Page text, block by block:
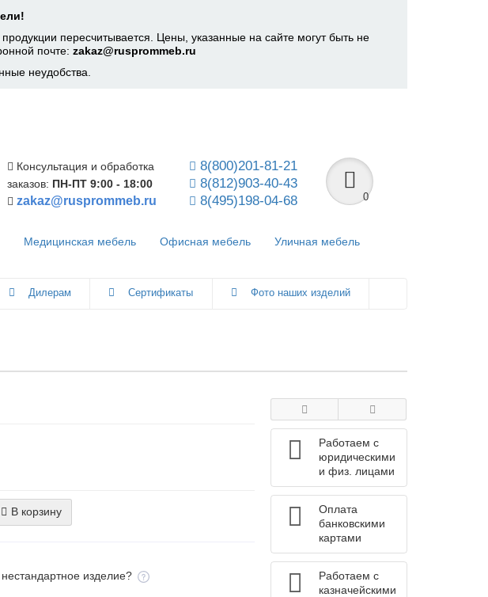
пересчитывается. Цены, указанные на сайте могут быть не
почте: zakaz@rusprommeb.ru
неудобства.
Консультация и обработка
заказов: ПН-ПТ 9:00 - 18:00
zakaz@rusprommeb.ru
8(800)201-81-21
8(812)903-40-43
8(495)198-04-68
0
Медицинская мебель Офисная мебель Уличная мебель
Дилерам Сертификаты Фото наших изделий
В корзину
изделие?
Работаем с
юридическими
и физ. лицами
Оплата
банковскими
картами
Работаем с
казначейскими